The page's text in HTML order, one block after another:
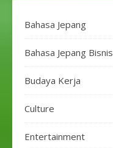
Bahasa Jepang
Bahasa Jepang Bisnis
Budaya Kerja
Culture
Entertainment